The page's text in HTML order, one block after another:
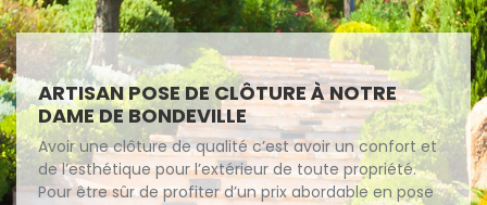
ARTISAN POSE DE CLÔTURE À NOTRE
DAME DE BONDEVILLE
Avoir une clôture de qualité c’est avoir un confort et
de l’esthétique pour l’extérieur de toute propriété.
Pour être sûr de profiter d’un prix abordable en pose